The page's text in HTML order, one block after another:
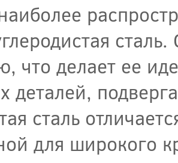
что делает ее
деталей,
сталь
для широкого